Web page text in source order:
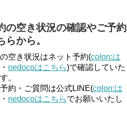
の空き状況の確認やご予約
らから。
空き状況はネット予約(colon:は
・ nedocoはこちら)で確認していた
。
約・ご質問は公式LINE(colon:は
・ nedocoはこちらでお願いいたし